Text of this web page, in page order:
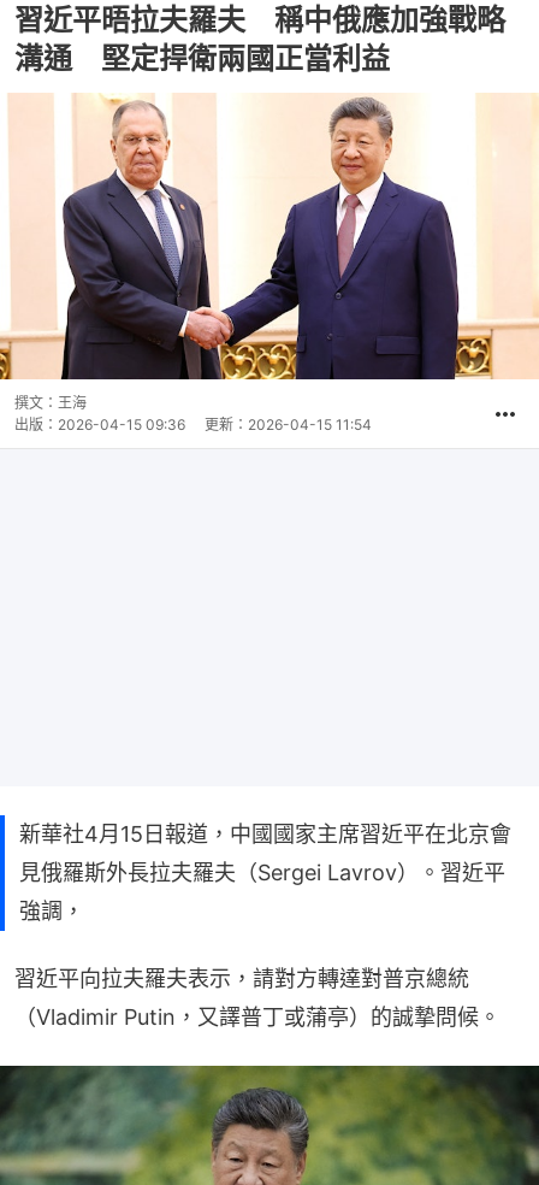
習近平晤拉夫羅夫 稱中俄應加強戰略
溝通 堅定捍衛兩國正當利益
撰文： 王海
出版： 2026-04-15 09:36 更新： 2026-04-15 11:54
新華社4月15日報道，中國國家主席習近平在北京會
見俄羅斯外長拉夫羅夫（Sergei Lavrov）。習近平
強調，
習近平向拉夫羅夫表示，請對方轉達對普京總統
（Vladimir Putin，又譯普丁或蒲亭）的誠摯問候。